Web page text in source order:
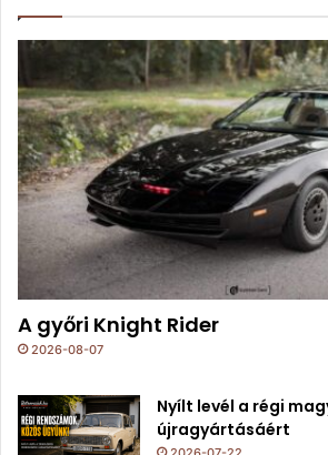
A győri Knight Rider
2026-08-07
Nyílt levél a régi
újragyártásáért